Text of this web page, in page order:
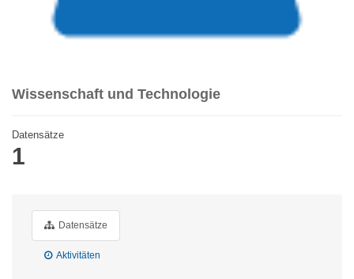
Wissenschaft und Technologie
Datensätze
1
Datensätze
Aktivitäten